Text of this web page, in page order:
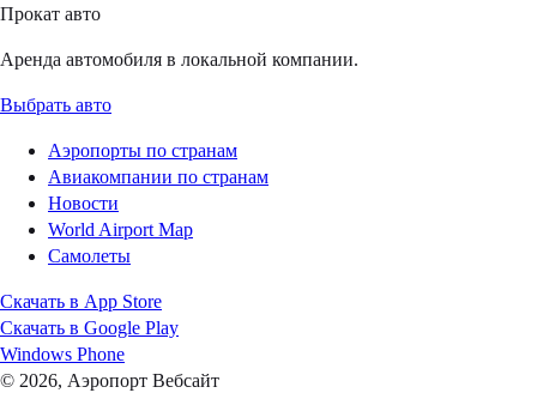
Прокат авто
Аренда автомобиля в локальной компании.
Выбрать авто
Аэропорты по странам
Авиакомпании по странам
Новости
World Airport Map
Самолеты
Скачать в App Store
Скачать в Google Play
Windows Phone
© 2026, Аэропорт Вебсайт